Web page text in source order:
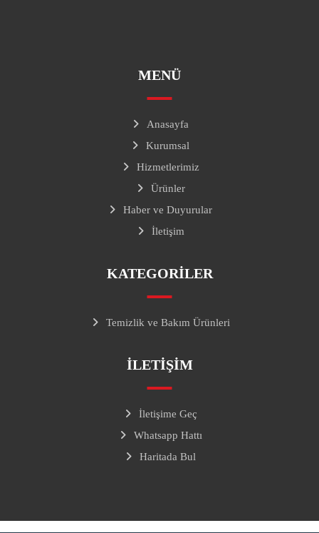
MENÜ
Anasayfa
Kurumsal
Hizmetlerimiz
Ürünler
Haber ve Duyurular
İletişim
KATEGORILER
Temizlik ve Bakım Ürünleri
ILETIŞIM
İletişime Geç
Whatsapp Hattı
Haritada Bul